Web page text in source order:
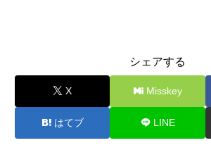
シェアする
X Misskey
はてブ LINE